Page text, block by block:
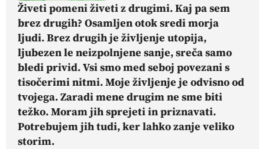
Živeti pomeni živeti z drugimi. Kaj pa sem
brez drugih? Osamljen otok sredi morja
ljudi. Brez drugih je življenje utopija,
ljubezen le neizpolnjene sanje, sreča samo
bledi privid. Vsi smo med seboj povezani s
tisočerimi nitmi. Moje življenje je odvisno od
tvojega. Zaradi mene drugim ne sme biti
težko. Moram jih sprejeti in priznavati.
Potrebujem jih tudi, ker lahko zanje veliko
storim.